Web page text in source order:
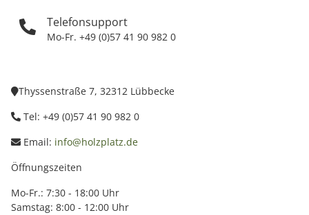
Telefonsupport
Mo-Fr. +49 (0)57 41 90 982 0
Thyssenstraße 7, 32312 Lübbecke
Tel: +49 (0)57 41 90 982 0
Email: info@holzplatz.de
Öffnungszeiten
Mo-Fr.: 7:30 - 18:00 Uhr
Samstag: 8:00 - 12:00 Uhr